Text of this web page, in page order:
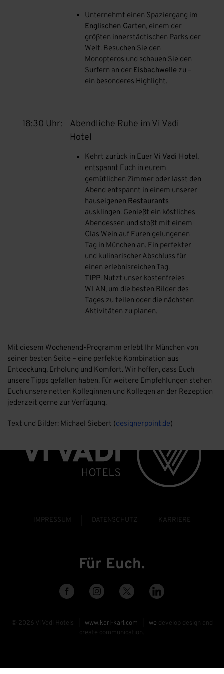
Unternehmt einen Spaziergang im
Englischen Garten, einem der
größten innerstädtischen Parks der
Welt. Besuchen Sie den
Monopteros und schauen Sie den
Surfern an der Eisbachwelle zu –
ein besonderes Highlight.
18:30 Uhr:
Abendliche Ruhe im Vi Vadi
Hotel
Kehrt zurück in Euer Vi Vadi Hotel,
entspannt Euch in eurem
gemütlichen Zimmer oder lasst den
Abend entspannt in einem unserer
hauseigenen Restaurants
ausklingen. Genießt ein köstliches
Abendessen und stoßt mit einem
Glas Wein auf Euren gelungenen
Tag in München an. Ein perfekter
und kulinarischer Abschluss für
einen erlebnisreichen Tag.
TIPP: Nutzt unser kostenfreies
WLAN, um die besten Bilder des
Tages zu teilen oder die nächsten
Aktivitäten zu planen.
Mit diesem Wochenend-Programm erlebt Ihr München von
seiner besten Seite – eine perfekte Kombination aus
Entdeckung, Erholung und Komfort. Wir hoffen, dass Euch
unsere Tipps gefallen haben. Für weitere Empfehlungen stehen
Euch unsere netten Kolleginnen und Kollegen an der Rezeption
jederzeit gerne zur Verfügung.
Text und Bilder: Michael Siebert (designerpoint.de)
IMPRESSUM DATENSCHUTZ KARRIERE
Für Euch.
© 2026 Vi Vadi Hotels | www.karl-karl.com we develop design and
create communication.